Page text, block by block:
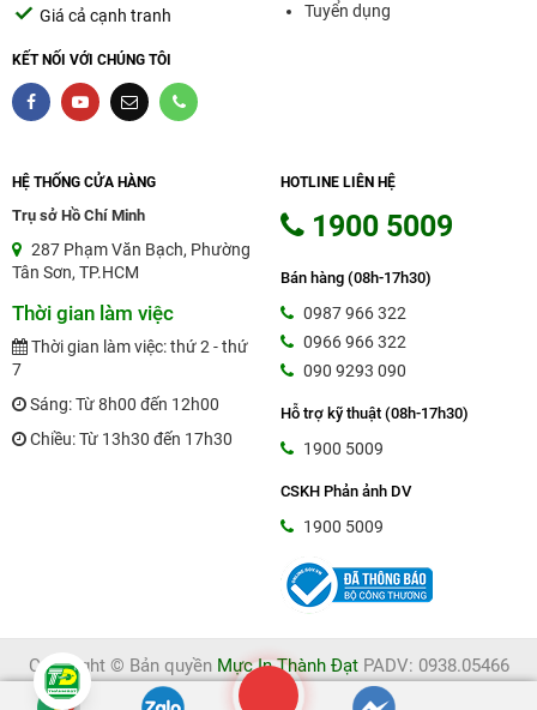
Giá cả cạnh tranh
KẾT NỐI VỚI CHÚNG TÔI
Tuyển dụng
HỆ THỐNG CỬA HÀNG
Trụ sở Hồ Chí Minh
287 Phạm Văn Bạch, Phường
Tân Sơn, TP.HCM
Thời gian làm việc
Thời gian làm việc: thứ 2 - thứ
7
Sáng: Từ 8h00 đến 12h00
Chiều: Từ 13h30 đến 17h30
HOTLINE LIÊN HỆ
1900 5009
Bán hàng (08h-17h30)
0987 966 322
0966 966 322
090 9293 090
Hỗ trợ kỹ thuật (08h-17h30)
1900 5009
CSKH Phản ảnh DV
1900 5009
Copyright © Bản quyền Mực In Thành ĐạtPADV: 0938.05466